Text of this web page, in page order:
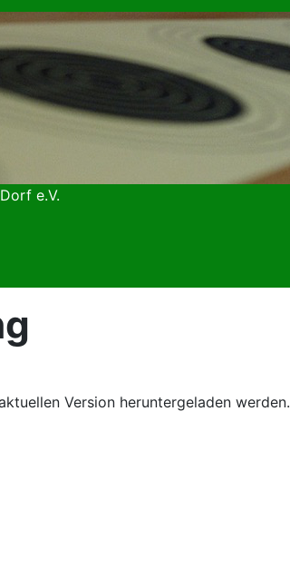
e.V.
Version heruntergeladen werden.